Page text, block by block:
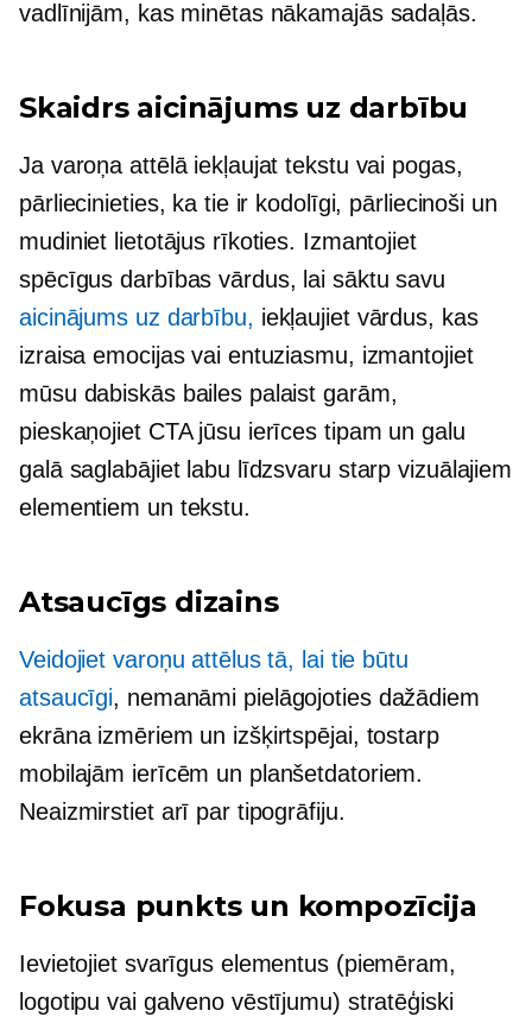
vadlīnijām, kas minētas nākamajās sadaļās.
Skaidrs aicinājums uz darbību
Ja varoņa attēlā iekļaujat tekstu vai pogas,
pārliecinieties, ka tie ir kodolīgi, pārliecinoši un
mudiniet lietotājus rīkoties. Izmantojiet
spēcīgus darbības vārdus, lai sāktu savu
aicinājums uz darbību, iekļaujiet vārdus, kas
izraisa emocijas vai entuziasmu, izmantojiet
mūsu dabiskās bailes palaist garām,
pieskaņojiet CTA jūsu ierīces tipam un galu
galā saglabājiet labu līdzsvaru starp vizuālajiem
elementiem un tekstu.
Atsaucīgs dizains
Veidojiet varoņu attēlus tā, lai tie būtu
atsaucīgi, nemanāmi pielāgojoties dažādiem
ekrāna izmēriem un izšķirtspējai, tostarp
mobilajām ierīcēm un planšetdatoriem.
Neaizmirstiet arī par tipogrāfiju.
Fokusa punkts un kompozīcija
Ievietojiet svarīgus elementus (piemēram,
logotipu vai galveno vēstījumu) stratēģiski